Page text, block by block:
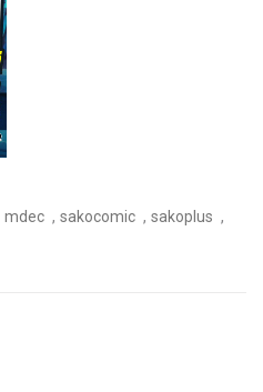
mdec , sakocomic , sakoplus ,